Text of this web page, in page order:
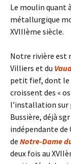
Le moulin quant
métallurgique
XVIIIème siècle.
Notre rivière est
Villiers et du
petit fief, dont le
croissent des «
l’installation sur
Bussière, déjà sgr
indépendante
de Notre-Dame
deux fois au